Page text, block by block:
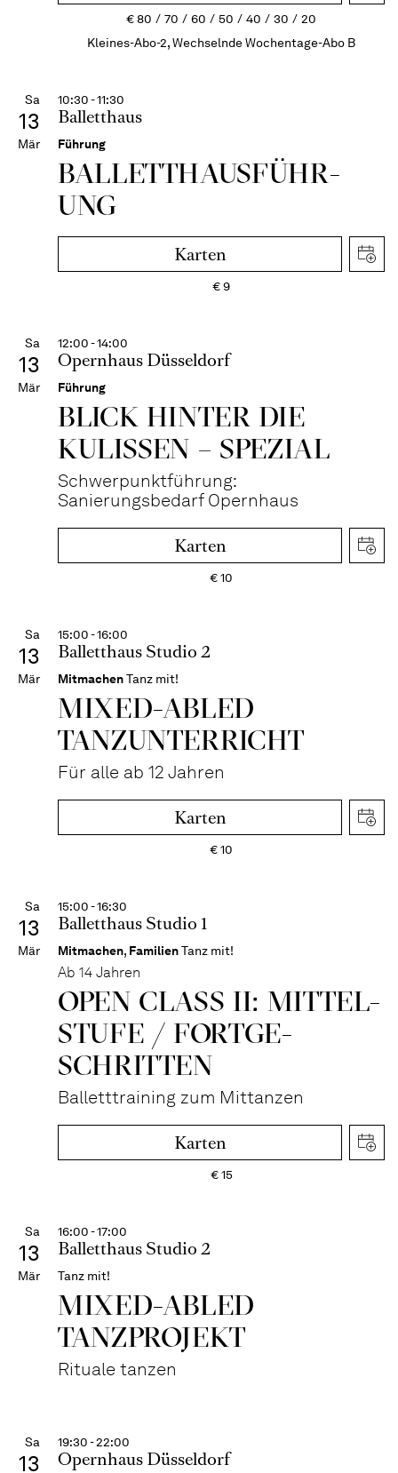
€80 70 60 50 40 30
20
Kleines-Abo-2, Wechselnde Wochentage-Abo B
Sa
13
Mär
10:30 - 11:30
Balletthaus
Führung
BALLETT­HAUS­FÜHR­
UNG
Karten
€9
Sa
13
Mär
12:00 - 14:00
Opernhaus Düsseldorf
Führung
BLICK HINTER DIE
KULISSEN – SPEZIAL
Schwerpunktführung:
Sanierungsbedarf Opernhaus
Karten
€10
Sa
13
Mär
15:00 - 16:00
Balletthaus Studio 2
MitmachenTanz mit!
MIXED-­ABLED
TANZ­UNTER­RICHT
Für alle ab 12 Jahren
Karten
€10
Sa
13
Mär
15:00 - 16:30
Balletthaus Studio 1
Mitmachen, FamilienTanz mit!
Ab 14 Jahren
OPEN CLASS II: MITTEL­
STUFE / FORT­GE­
SCHRITTEN
Balletttraining zum Mittanzen
Karten
€15
Sa
13
Mär
16:00 - 17:00
Balletthaus Studio 2
Tanz mit!
MIXED-ABLED
TANZPROJEKT
Rituale tanzen
Sa
13
19:30 - 22:00
Opernhaus Düsseldorf